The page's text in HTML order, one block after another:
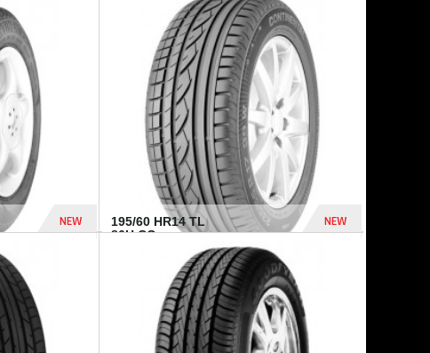
432 Dhs 1 040 Dhs
NEW
195/60 HR14 TL
86H CO...
NEW
790 Dhs